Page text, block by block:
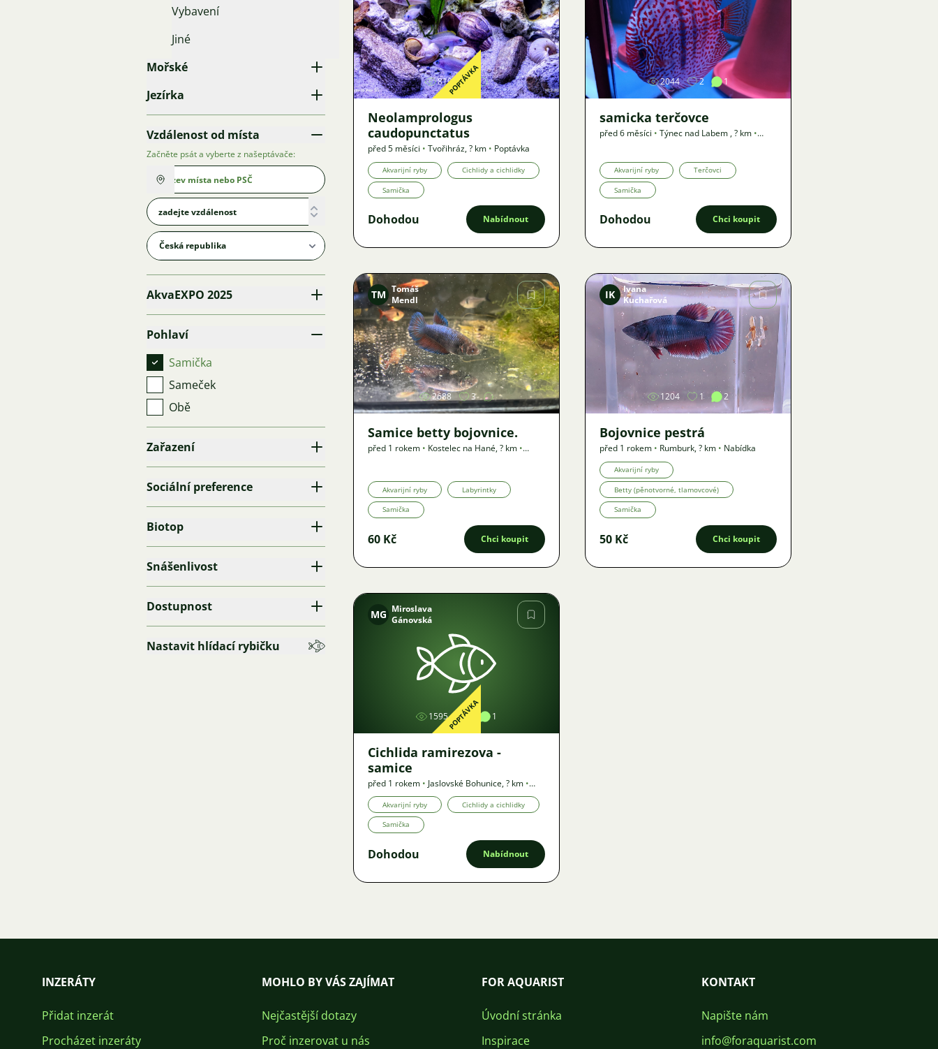
Vybavení
Jiné
Mořské
Jezírka
Vzdálenost od místa
Začněte psát a vyberte z našeptávače:
AkvaEXPO 2025
Pohlaví
Samička
Sameček
Obě
Zařazení
Sociální preference
Biotop
Snášenlivost
Dostupnost
Nastavit hlídací rybičku
Obrázek
819POPTÁVKA
Neolamprologus
caudopunctatus
před 5 měsíci • Tvořihráz,? km • Poptávka
Akvarijní ryby Cichlidy a cichlidky
Samička
Dohodou Nabídnout
Obrázek
2044 2 1
samicka terčovce
před 6 měsíci • Týnec nad Labem ,? km •
Akvarijní ryby Terčovci
Samička
Dohodou Chci koupit
Obrázek
TM Tomáš
Mendl
2688 3
Samice betty bojovnice.
před 1 rokem • Kostelec na Hané,? km •
Akvarijní ryby Labyrintky
Samička
60 Kč Chci koupit
Obrázek
IK
Ivana
Kuchařová
1204 1 2
Bojovnice pestrá
před 1 rokem • Rumburk,? km • Nabídka
Akvarijní ryby
Betty (pěnotvorné, tlamovcové)
Samička
50 Kč Chci koupit
Obrázek
MG Miroslava
Gánovská
1595 1 1
POPTÁVKA
Cichlida ramirezova -
samice
před 1 rokem • Jaslovské Bohunice,? km •
Poptávka
Akvarijní ryby Cichlidy a cichlidky
Samička
Dohodou Nabídnout
INZERÁTY
Přidat inzerát
Procházet inzeráty
MOHLO BY VÁS ZAJÍMAT
Nejčastější dotazy
Proč inzerovat u nás
FOR AQUARIST
Úvodní stránka
Inspirace
KONTAKT
Napište nám
info@foraquarist.com